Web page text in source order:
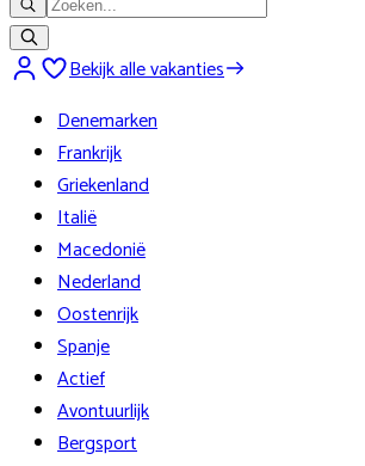
Bekijk alle vakanties
Denemarken
Frankrijk
Griekenland
Italië
Macedonië
Nederland
Oostenrijk
Spanje
Actief
Avontuurlijk
Bergsport